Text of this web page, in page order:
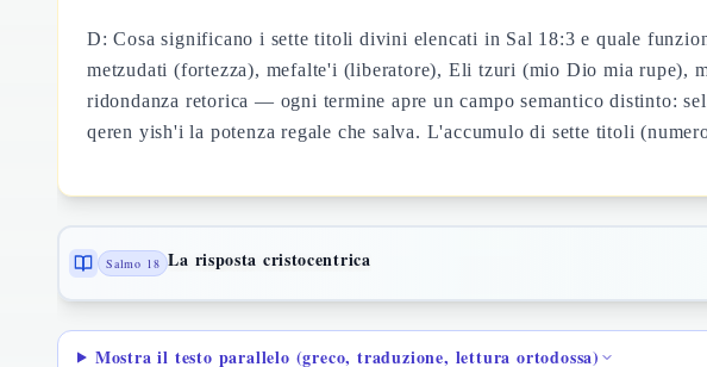
D: Cosa significano i sette titoli divini elencati in Sal 18:3 e quale
metzudati (fortezza), mefalte'i (liberatore), Eli tzuri (mio Dio mia rupe),
ridondanza retorica — ogni termine apre un campo semantico distinto:
qeren yish'i la potenza regale che salva. L'accumulo di sette titoli
Salmo 18 La risposta cristocentrica
Mostra il testo parallelo (greco, traduzione, lettura ortodossa)